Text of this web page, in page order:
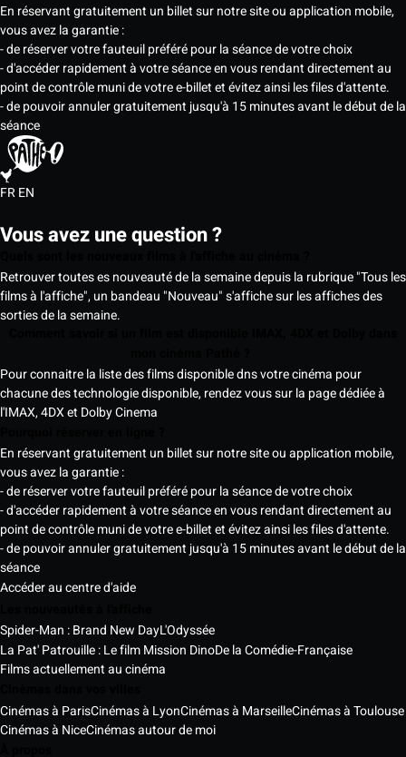
En réservant gratuitement un billet sur notre site ou application mobile,
vous avez la garantie :
- de réserver votre fauteuil préféré pour la séance de votre choix
- d'accéder rapidement à votre séance en vous rendant directement au
point de contrôle muni de votre e-billet et évitez ainsi les files d'attente.
- de pouvoir annuler gratuitement jusqu'à 15 minutes avant le début de la
séance
FREN
Vous avez une question ?
Retrouver toutes es nouveauté de la semaine depuis la rubrique "Tous les
films à l'affiche", un bandeau "Nouveau" s'affiche sur les affiches des
sorties de la semaine.
Pour connaitre la liste des films disponible dns votre cinéma pour
chacune des technologie disponible, rendez vous sur la page dédiée à
l'IMAX, 4DX et Dolby Cinema
En réservant gratuitement un billet sur notre site ou application mobile,
vous avez la garantie :
- de réserver votre fauteuil préféré pour la séance de votre choix
- d'accéder rapidement à votre séance en vous rendant directement au
point de contrôle muni de votre e-billet et évitez ainsi les files d'attente.
- de pouvoir annuler gratuitement jusqu'à 15 minutes avant le début de la
séance
Accéder au centre d'aide
Spider-Man : Brand New DayL'Odyssée
La Pat' Patrouille : Le film Mission DinoDe la Comédie-Française
Films actuellement au cinéma
Cinémas à ParisCinémas à LyonCinémas à MarseilleCinémas à Toulouse
Cinémas à NiceCinémas autour de moi